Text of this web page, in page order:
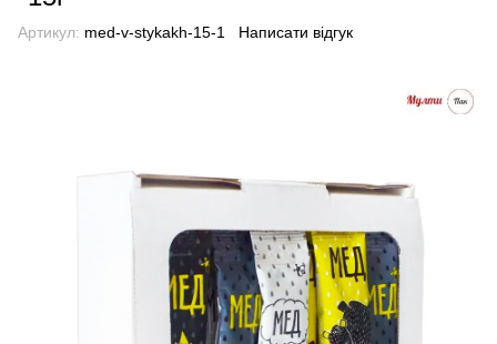
Артикул: med-v-stykakh-15-1 Написати відгук